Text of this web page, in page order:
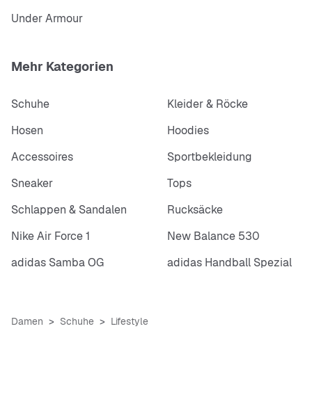
Under Armour
Mehr Kategorien
Schuhe
Kleider & Röcke
Hosen
Hoodies
Accessoires
Sportbekleidung
Sneaker
Tops
Schlappen & Sandalen
Rucksäcke
Nike Air Force 1
New Balance 530
adidas Samba OG
adidas Handball Spezial
Damen Schuhe Lifestyle